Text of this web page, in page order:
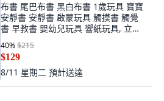
布書 尾巴布書 黑白布書 1歲玩具 寶寶
安靜書 安靜書 啟蒙玩具 觸摸書 觸覺
書 早教書 嬰幼兒玩具 響紙玩具, 立體
獅子布書
40%$215
$129
8/11 星期二 預計送達